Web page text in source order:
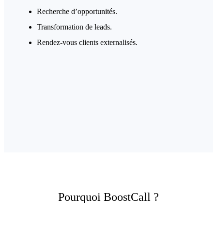
Recherche d’opportunités.
Transformation de leads.
Rendez-vous clients externalisés.
Pourquoi BoostCall ?